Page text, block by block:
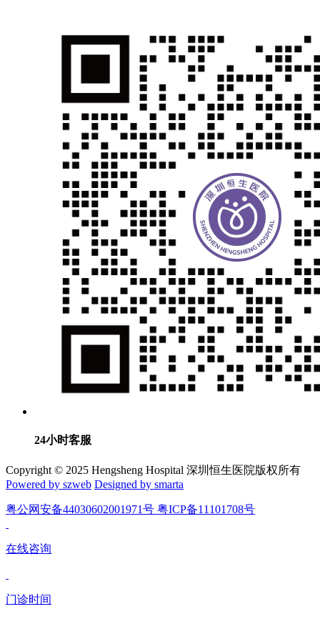
24小时客服
Copyright © 2025 Hengsheng Hospital 深圳恒生医院版权所有
Powered by szweb Designed by smarta
粤公网安备44030602001971号 粤ICP备11101708号
在线咨询
门诊时间